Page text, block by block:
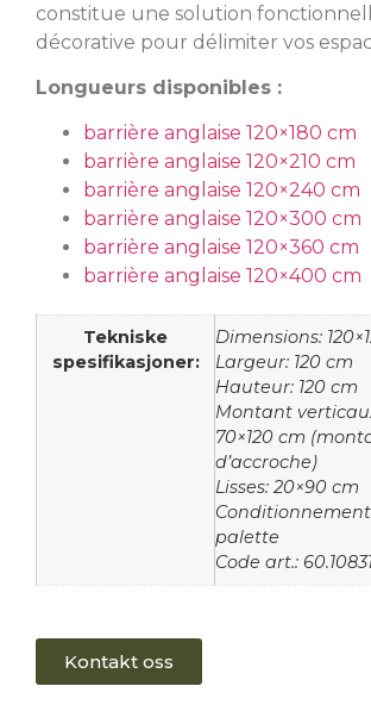
constitue une solution
décorative pour délimiter vos
Longueurs disponibles :
barrière anglaise 120×180 cm
barrière anglaise 120×210 cm
barrière anglaise 120×240 cm
barrière anglaise 120×300 cm
barrière anglaise 120×360 cm
barrière anglaise 120×400 cm
Tekniske
spesifikasjoner:
Dimensions:
Largeur: 120 cm
Hauteur: 120 cm
Montant
70×120 cm
d’accroche)
Lisses: 20×90 cm
palette
Code art.:
Kontakt oss